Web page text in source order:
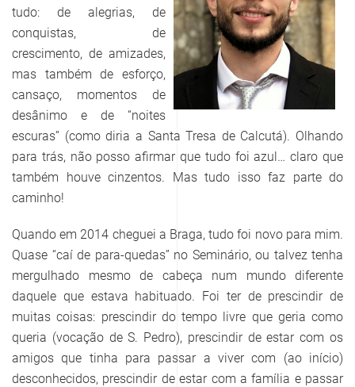
tudo: de alegrias, de
conquistas, de
crescimento, de amizades,
mas também de esforço,
cansaço, momentos de
desânimo e de “noites
escuras” (como diria a Santa Tresa de Calcutá). Olhando
para trás, não posso afirmar que tudo foi azul… claro que
também houve cinzentos. Mas tudo isso faz parte do
caminho!
Quando em 2014 cheguei a Braga, tudo foi novo para mim.
Quase “caí de para-quedas” no Seminário, ou talvez tenha
mergulhado mesmo de cabeça num mundo diferente
daquele que estava habituado. Foi ter de prescindir de
muitas coisas: prescindir do tempo livre que geria como
queria (vocação de S. Pedro), prescindir de estar com os
amigos que tinha para passar a viver com (ao início)
desconhecidos, prescindir de estar com a família e passar